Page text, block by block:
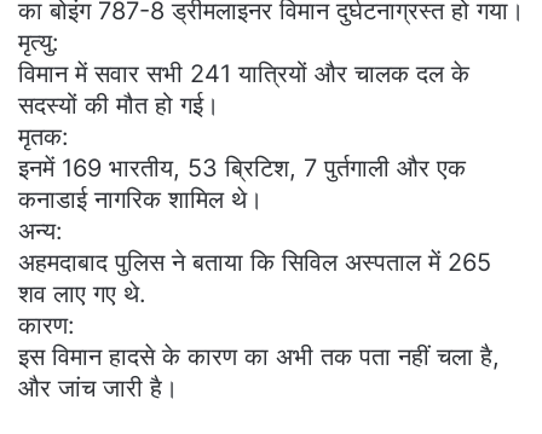
का बोइंग 787-8 ड्रीमलाइनर विमान दुर्घटनाग्रस्त हो गया।
मृत्यु:
विमान में सवार सभी 241 यात्रियों और चालक दल के
सदस्यों की मौत हो गई।
मृतक:
इनमें 169 भारतीय, 53 ब्रिटिश, 7 पुर्तगाली और एक
कनाडाई नागरिक शामिल थे।
अन्य:
अहमदाबाद पुलिस ने बताया कि सिविल अस्पताल में 265
शव लाए गए थे.
कारण:
इस विमान हादसे के कारण का अभी तक पता नहीं चला है,
और जांच जारी है।